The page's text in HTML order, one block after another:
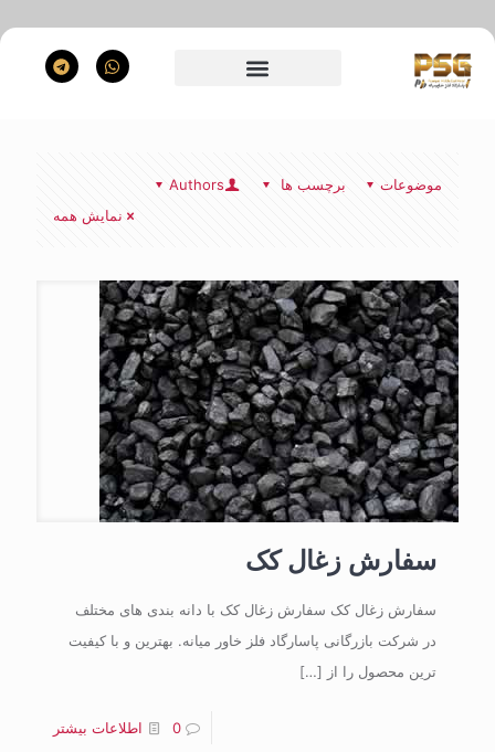
موضوعات برچسب ها
Authors
نمایش همه
سفارش زغال کک
سفارش زغال کک سفارش زغال کک با دانه بندی های مختلف
در شرکت بازرگانی پاسارگاد فلز خاور میانه. بهترین و با کیفیت
ترین محصول را از […]
0 اطلاعات بیشتر